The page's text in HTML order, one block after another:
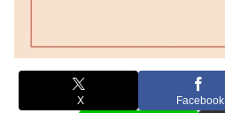
X Facebook